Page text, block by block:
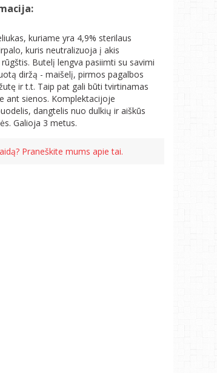
kuriame yra 4,9% sterilaus
kuris neutralizuoja į akis
Butelį lengva pasiimti su savimi
diržą - maišelį, pirmos pagalbos
ir t.t. Taip pat gali būti tvirtinamas
ant sienos. Komplektacijoje
dangtelis nuo dulkių ir aiškūs
Galioja 3 metus.
Praneškite mums apie tai.